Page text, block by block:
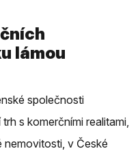
lámou
společnosti
s komerčními realitami,
nemovitosti, v České